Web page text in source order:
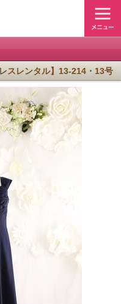
スレンタル】13-214・13号